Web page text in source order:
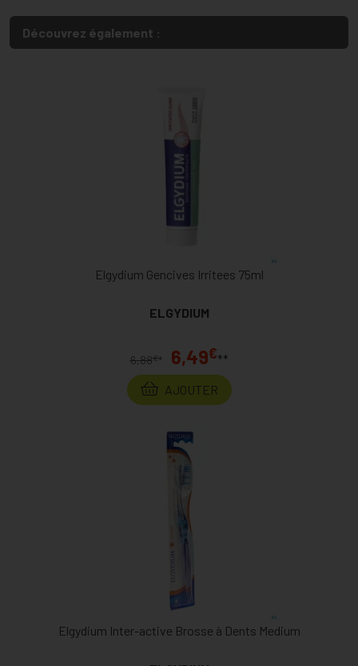
Découvrez également :
Elgydium Gencives Irritees 75ml
ELGYDIUM
6,88€ * 6,49€**
AJOUTER
Elgydium Inter-active Brosse à Dents Medium